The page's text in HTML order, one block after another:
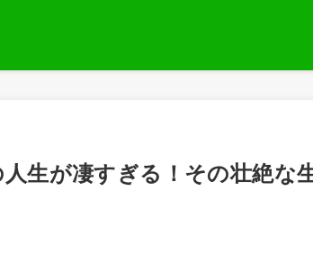
生が凄すぎる！その壮絶な